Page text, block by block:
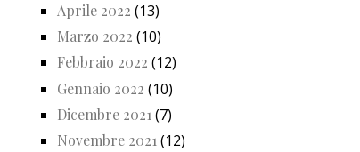
Aprile 2022 (13)
Marzo 2022 (10)
Febbraio 2022 (12)
Gennaio 2022 (10)
Dicembre 2021 (7)
Novembre 2021 (12)